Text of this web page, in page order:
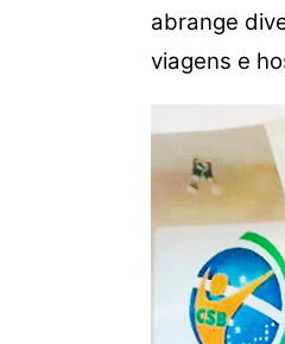
abrange
viagens e